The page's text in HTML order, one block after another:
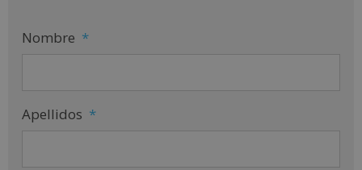
Nombre *
Apellidos *